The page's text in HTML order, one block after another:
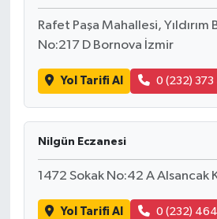
Rafet Paşa Mahallesi,
No:217 D Bornova İzmir
Yol Tarifi Al 0 (232) 373
Nilgün Eczanesi
1472 Sokak No:42 A Alsancak
Yol Tarifi Al 0 (232)